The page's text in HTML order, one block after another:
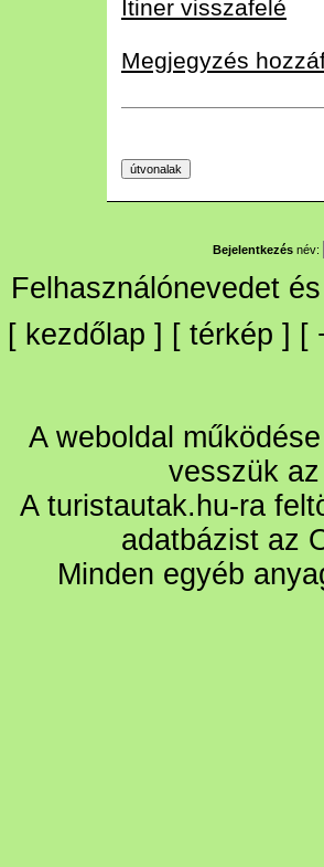
Itiner visszafelé
Megjegyzés
Bejelentkezés név:
Felhasználónevedet
[ kezdőlap ] [ térkép ] [
A weboldal
vesszük
A turistautak.hu-ra
adatbázist az
Minden egyéb